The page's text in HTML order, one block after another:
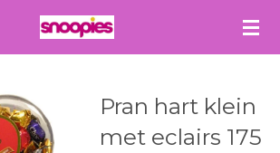
Pran hart klein
met eclairs 175